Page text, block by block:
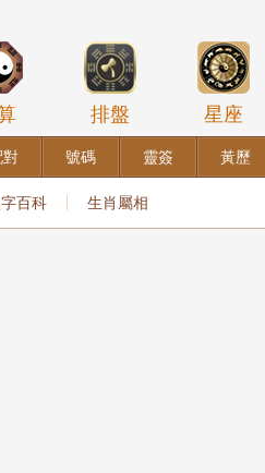
排盤 星座
對 號碼 靈簽 黃歷
百科 生肖屬相